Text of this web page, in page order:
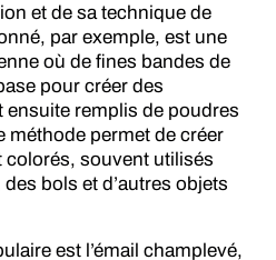
et de sa technique de
par exemple, est une
où de fines bandes de
pour créer des
remplis de poudres
méthode permet de créer
souvent utilisés
bols et d’autres objets
est l’émail champlevé,